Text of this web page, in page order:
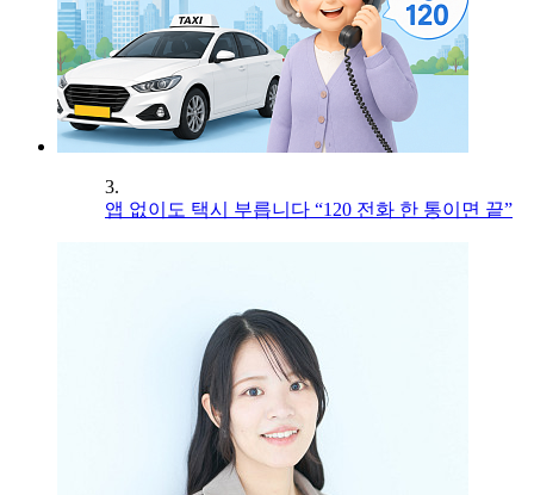
3.
앱 없이도 택시 부릅니다 “120 전화 한 통이면 끝”